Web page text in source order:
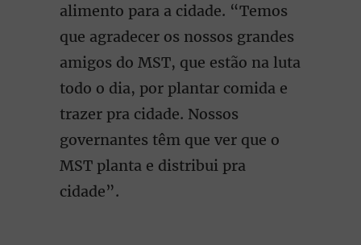
alimento para a cidade. “Temos
que agradecer os nossos grandes
amigos do MST, que estão na luta
todo o dia, por plantar comida e
trazer pra cidade. Nossos
governantes têm que ver que o
MST planta e distribui pra
cidade”.